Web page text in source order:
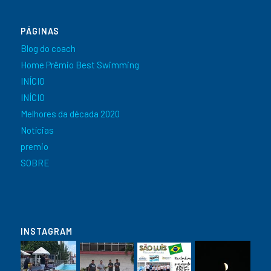
PÁGINAS
Blog do coach
Home Prêmio Best Swimming
INÍCIO
INÍCIO
Melhores da década 2020
Notícias
premio
SOBRE
INSTAGRAM